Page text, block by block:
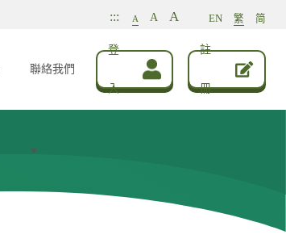
::: A A A EN 繁 简
聯絡我們
登
入
註
冊